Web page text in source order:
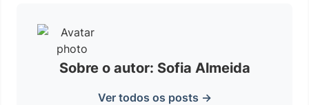
Sobre o autor: Sofia Almeida
Ver todos os posts →